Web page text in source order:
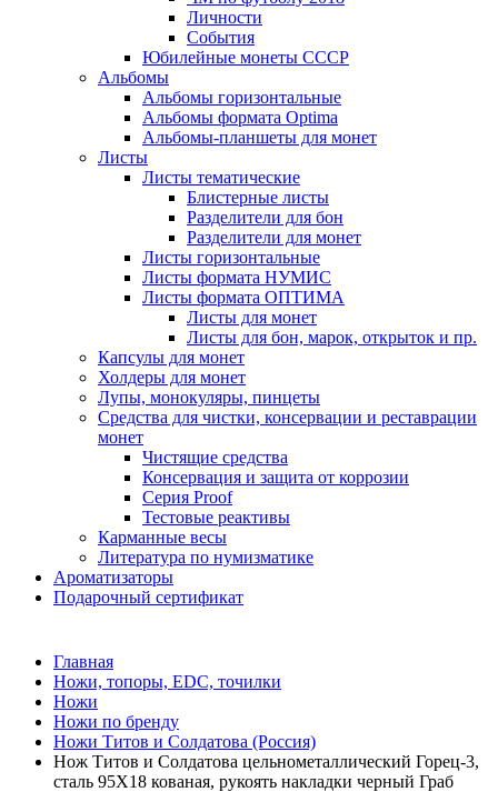
Личности
События
Юбилейные монеты СССР
Альбомы
Альбомы горизонтальные
Альбомы формата Optima
Альбомы-планшеты для монет
Листы
Листы тематические
Блистерные листы
Разделители для бон
Разделители для монет
Листы горизонтальные
Листы формата НУМИС
Листы формата ОПТИМА
Листы для монет
Листы для бон, марок, открыток и пр.
Капсулы для монет
Холдеры для монет
Лупы, монокуляры, пинцеты
Средства для чистки, консервации и реставрации
монет
Чистящие средства
Консервация и защита от коррозии
Серия Proof
Тестовые реактивы
Карманные весы
Литература по нумизматике
Ароматизаторы
Подарочный сертификат
Главная
Ножи, топоры, EDC, точилки
Ножи
Ножи по бренду
Ножи Титов и Солдатова (Россия)
Нож Титов и Солдатова цельнометаллический Горец-3,
сталь 95Х18 кованая, рукоять накладки черный Граб